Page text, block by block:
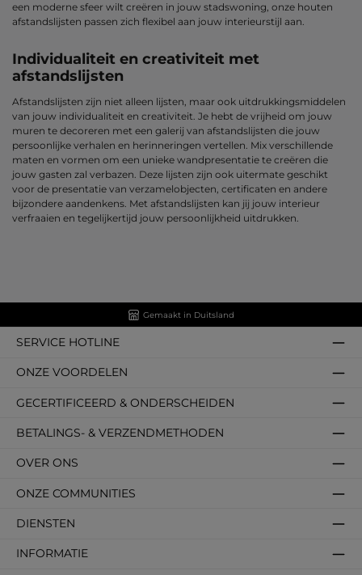
een moderne sfeer wilt creëren in jouw stadswoning, onze houten
afstandslijsten passen zich flexibel aan jouw interieurstijl aan.
Individualiteit en creativiteit met
afstandslijsten
Afstandslijsten zijn niet alleen lijsten, maar ook uitdrukkingsmiddelen
van jouw individualiteit en creativiteit. Je hebt de vrijheid om jouw
muren te decoreren met een galerij van afstandslijsten die jouw
persoonlijke verhalen en herinneringen vertellen. Mix verschillende
maten en vormen om een unieke wandpresentatie te creëren die
jouw gasten zal verbazen. Deze lijsten zijn ook uitermate geschikt
voor de presentatie van verzamelobjecten, certificaten en andere
bijzondere aandenkens. Met afstandslijsten kan jij jouw interieur
verfraaien en tegelijkertijd jouw persoonlijkheid uitdrukken.
Gemaakt in Duitsland
SERVICE HOTLINE
DIENSTEN
INFORMATIE
BETALINGS- & VERZENDMETHODEN
OVER ONS
GECERTIFICEERD & ONDERSCHEIDEN
ONZE VOORDELEN
ONZE COMMUNITIES